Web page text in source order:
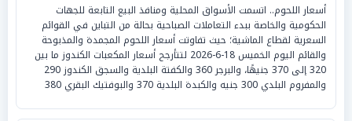
أسعار اللحوم.. اتسمت الأسواق المحلية ومنافذ البيع التابعة للجهات
الحكومية والخاصة ببدء التعاملات الصباحية بحالة من التباين في القوائم
السعرية لقطاع الماشية؛ حيث تفاوتت أسعار اللحوم المجمدة والمذبوحة
والقائم اليوم الخميس 18-6-2026 لتتأرجح أسعار المكعبات الكندوز ما بين
320 إلى 370 جنيهًا، والبرجر 360 والكفتة البلدية والسجق الكندوز 290
والمفروم البلدي 300 جنيه والكبدة البلدية 370 والبوفتيك البقري 380